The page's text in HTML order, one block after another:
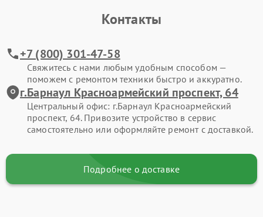
Контакты
+7 (800) 301-47-58
Свяжитесь с нами любым удобным способом —
поможем с ремонтом техники быстро и аккуратно.
г.Барнаул Красноармейский проспект, 64
Центральный офис: г.Барнаул Красноармейский
проспект, 64. Привозите устройство в сервис
самостоятельно или оформляйте ремонт с доставкой.
Подробнее о доставке